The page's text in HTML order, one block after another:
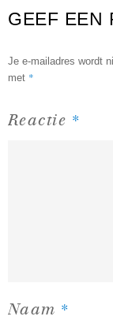
GEEF EEN
Je e-mailadres wordt
met *
Reactie *
Naam *